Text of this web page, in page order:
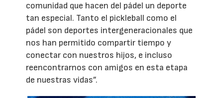
comunidad que hacen del pádel un deporte
tan especial. Tanto el pickleball como el
pádel son deportes intergeneracionales que
nos han permitido compartir tiempo y
conectar con nuestros hijos, e incluso
reencontrarnos con amigos en esta etapa
de nuestras vidas”.